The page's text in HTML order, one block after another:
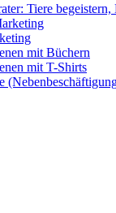
Tiere begeistern,
mit Büchern
mit T-Shirts